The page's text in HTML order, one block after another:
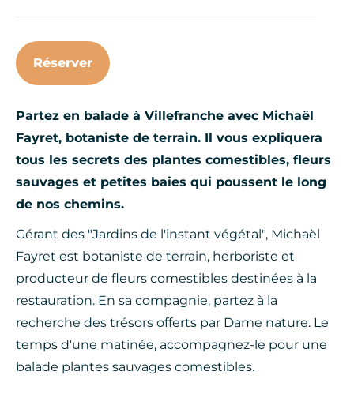
Partez en balade à Villefranche avec Michaël
Fayret, botaniste de terrain. Il vous expliquera
tous les secrets des plantes comestibles, fleurs
sauvages et petites baies qui poussent le long
de nos chemins.
Gérant des "Jardins de l'instant végétal", Michaël
Fayret est botaniste de terrain, herboriste et
producteur de fleurs comestibles destinées à la
restauration. En sa compagnie, partez à la
recherche des trésors offerts par Dame nature. Le
temps d'une matinée, accompagnez-le pour une
balade plantes sauvages comestibles.
Réserver